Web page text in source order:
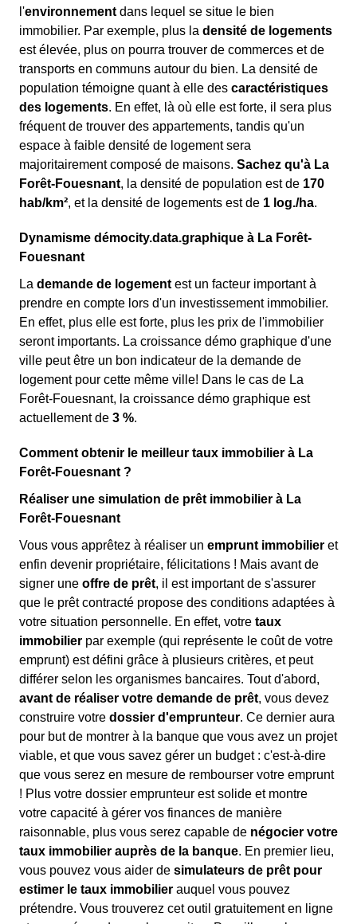
l'environnement dans lequel se situe le bien
immobilier. Par exemple, plus la densité de logements
est élevée, plus on pourra trouver de commerces et de
transports en communs autour du bien. La densité de
population témoigne quant à elle des caractéristiques
des logements. En effet, là où elle est forte, il sera plus
fréquent de trouver des appartements, tandis qu'un
espace à faible densité de logement sera
majoritairement composé de maisons. Sachez qu'à La
Forêt-Fouesnant, la densité de population est de 170
hab/km², et la densité de logements est de 1 log./ha.
Dynamisme démocity.data.graphique à La Forêt-
Fouesnant
La demande de logement est un facteur important à
prendre en compte lors d'un investissement immobilier.
En effet, plus elle est forte, plus les prix de l'immobilier
seront importants. La croissance démo graphique d'une
ville peut être un bon indicateur de la demande de
logement pour cette même ville! Dans le cas de La
Forêt-Fouesnant, la croissance démo graphique est
actuellement de 3 %.
Comment obtenir le meilleur taux immobilier à La
Forêt-Fouesnant ?
Réaliser une simulation de prêt immobilier à La
Forêt-Fouesnant
Vous vous apprêtez à réaliser un emprunt immobilier et
enfin devenir propriétaire, félicitations ! Mais avant de
signer une offre de prêt, il est important de s'assurer
que le prêt contracté propose des conditions adaptées à
votre situation personnelle. En effet, votre taux
immobilier par exemple (qui représente le coût de votre
emprunt) est défini grâce à plusieurs critères, et peut
différer selon les organismes bancaires. Tout d'abord,
avant de réaliser votre demande de prêt, vous devez
construire votre dossier d'emprunteur. Ce dernier aura
pour but de montrer à la banque que vous avez un projet
viable, et que vous savez gérer un budget : c'est-à-dire
que vous serez en mesure de rembourser votre emprunt
! Plus votre dossier emprunteur est solide et montre
votre capacité à gérer vos finances de manière
raisonnable, plus vous serez capable de négocier votre
taux immobilier auprès de la banque. En premier lieu,
vous pouvez vous aider de simulateurs de prêt pour
estimer le taux immobilier auquel vous pouvez
prétendre. Vous trouverez cet outil gratuitement en ligne